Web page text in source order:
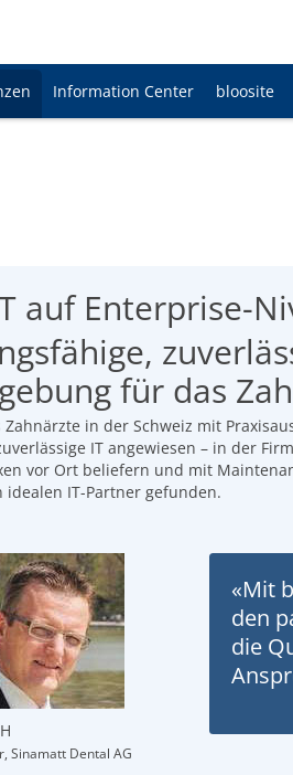
Information Center bloosite
auf Enterprise-
für das
Zahnärzte in der Schweiz mit
IT angewiesen – in der
vor Ort beliefern und mit
idealen IT-Partner gefunden.
Sinamatt Dental AG
«Mit
den
die